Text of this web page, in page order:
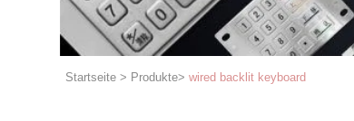
Startseite > Produkte> wired backlit keyboard